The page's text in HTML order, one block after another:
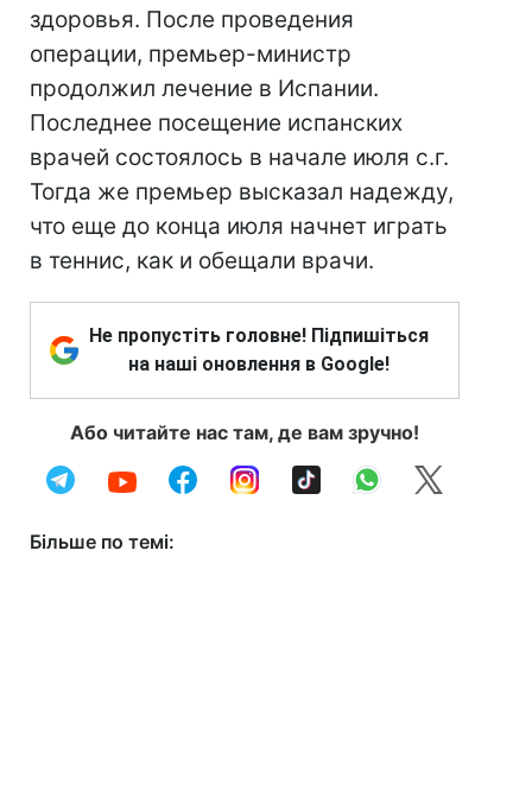
здоровья. После проведения
операции, премьер-министр
продолжил лечение в Испании.
Последнее посещение испанских
врачей состоялось в начале июля с.г.
Тогда же премьер высказал надежду,
что еще до конца июля начнет играть
в теннис, как и обещали врачи.
Не пропустіть головне! Підпишіться
на наші оновлення в Google!
Або читайте нас там, де вам зручно!
Більше по темі: